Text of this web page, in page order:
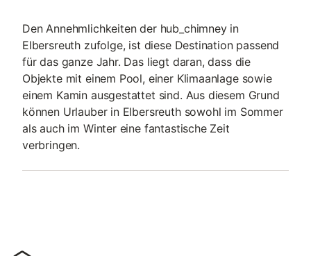
Den Annehmlichkeiten der hub_chimney in
Elbersreuth zufolge, ist diese Destination passend
für das ganze Jahr. Das liegt daran, dass die
Objekte mit einem Pool, einer Klimaanlage sowie
einem Kamin ausgestattet sind. Aus diesem Grund
können Urlauber in Elbersreuth sowohl im Sommer
als auch im Winter eine fantastische Zeit
verbringen.